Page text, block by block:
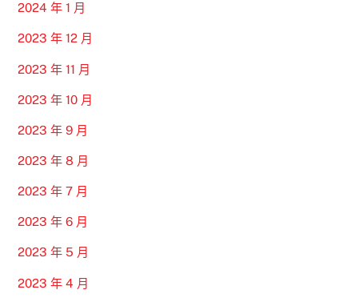
2024 年 1 月
2023 年 12 月
2023 年 11 月
2023 年 10 月
2023 年 9 月
2023 年 8 月
2023 年 7 月
2023 年 6 月
2023 年 5 月
2023 年 4 月